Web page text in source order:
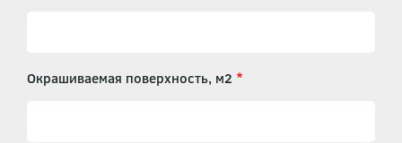
Окрашиваемая поверхность, м2